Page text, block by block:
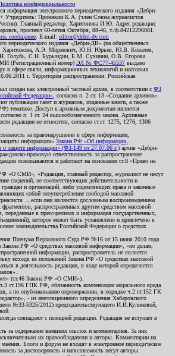
конфиденциальности
информация электронного периодического издания «Дебри-
Учредитель: Пронякин К.А. (член Союза журналистов
Главный редактор: Харитонова И.Ю. Адрес редакции:
проспект 60-летия Октября, 88-46, т./ф.84212296081.
сообщение . E-mail: editor@debri-dv.com
периодического издания «Дебри-ДВ» (на общественных
Харитонова, А.Э. Мирмович, Ю.Н. Юрьев, Ю.В. Ковалев,
Голубь, С.Н. Бурындин, Б.М. Сухинин, О.В. Егорова
(Регистрационный номер) ЭЛ № ФС77-45537 выдано
в сфере связи, информационных технологий и массовых
г. Территория распространения: Российская
создан как электронный частный архив, в соответствии с ФЗ
Федерации» , согласно п. 2 ст. 13 «Создание архивов».
публикации газет и журналов, изданные книги, а также
тематике. Доступ к архивным документам является
п. 1 ст. 24 вышеобозначенного закона. Архивные
редакции не относятся, согласно ст.ст. 1275, 1276, 1306
за правонарушения в сфере информации,
информации» Закона РФ «Об информации,
о защите информации» (ФЗ-149 от 27.07.06 г.) архив «Дебри-
правовую ответственность за распространение
основываются и работают на основании ст.8 «Право на
«О СМИ», «Редакция, главный редактор, журналист не несут
сведений, не соответствующих действительности и
граждан и организаций, либо ущемляющих права и законные
собой злоупотребление свободой массовой
...если они являются дословным воспроизведением
распространенных другим средством массовой
в пресс-релизах и информация государственных,
которое может быть установлено и привлечено к
законодательства Российской Федерации о средствах
Пленума Верховного Суда РФ №16 от 15 июня 2010 года
РФ «О средствах массовой информации», «по делам,
информации, распространитель не является
исходя из положений Закона РФ «О средствах массовой
в деятельность редакции, в ходе которой определяется
(ст.46 Закона РФ «О СМИ»).
ст.196 ГПК РФ, обязанность компенсации морального вреда
а по опубликованию опровержения, в порядке ч.2 ст.152 ГК
- из апелляционного определения Хабаровского
№33-5325/2012) председательствующего И.И.Куликовой,
совпадают с позицией редакции. Редакция не вступает в
за содержание внешних ссылок и комментариев. За них
их правообладатели и авторы. Комментарии на
Блоги и форум не входят в электронное периодическое
за достоверность и наполняемость несут авторы.